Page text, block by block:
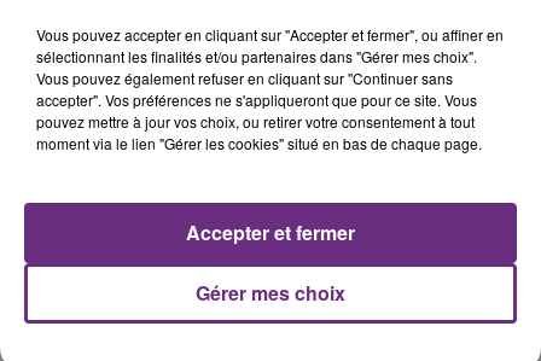
RAYE
Where Is My Husband!
ALEX WARREN
Fever Dream
19h12
19h12 19h08
19h08
Vous pouvez accepter en cliquant sur "Accepter et fermer", ou affiner en
sélectionnant les finalités et/ou partenaires dans "Gérer mes choix".
Vous pouvez également refuser en cliquant sur "Continuer sans
accepter". Vos préférences ne s'appliqueront que pour ce site. Vous
pouvez mettre à jour vos choix, ou retirer votre consentement à tout
moment via le lien "Gérer les cookies" situé en bas de chaque page.
Gérer mes choix
Accepter et fermer